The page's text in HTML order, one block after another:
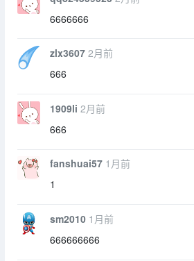
6666666
zlx3607 2月前
666
1909li 2月前
666
fanshuai57 1月前
1
sm2010 1月前
666666666